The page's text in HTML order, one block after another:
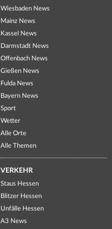
Wiesbaden News
Mainz News
Kassel News
Darmstadt News
Offenbach News
Gießen News
Fulda News
Bayern News
Sport
Wetter
Alle Orte
Alle Themen
VERKEHR
Staus Hessen
Blitzer Hessen
Unfälle Hessen
A3 News